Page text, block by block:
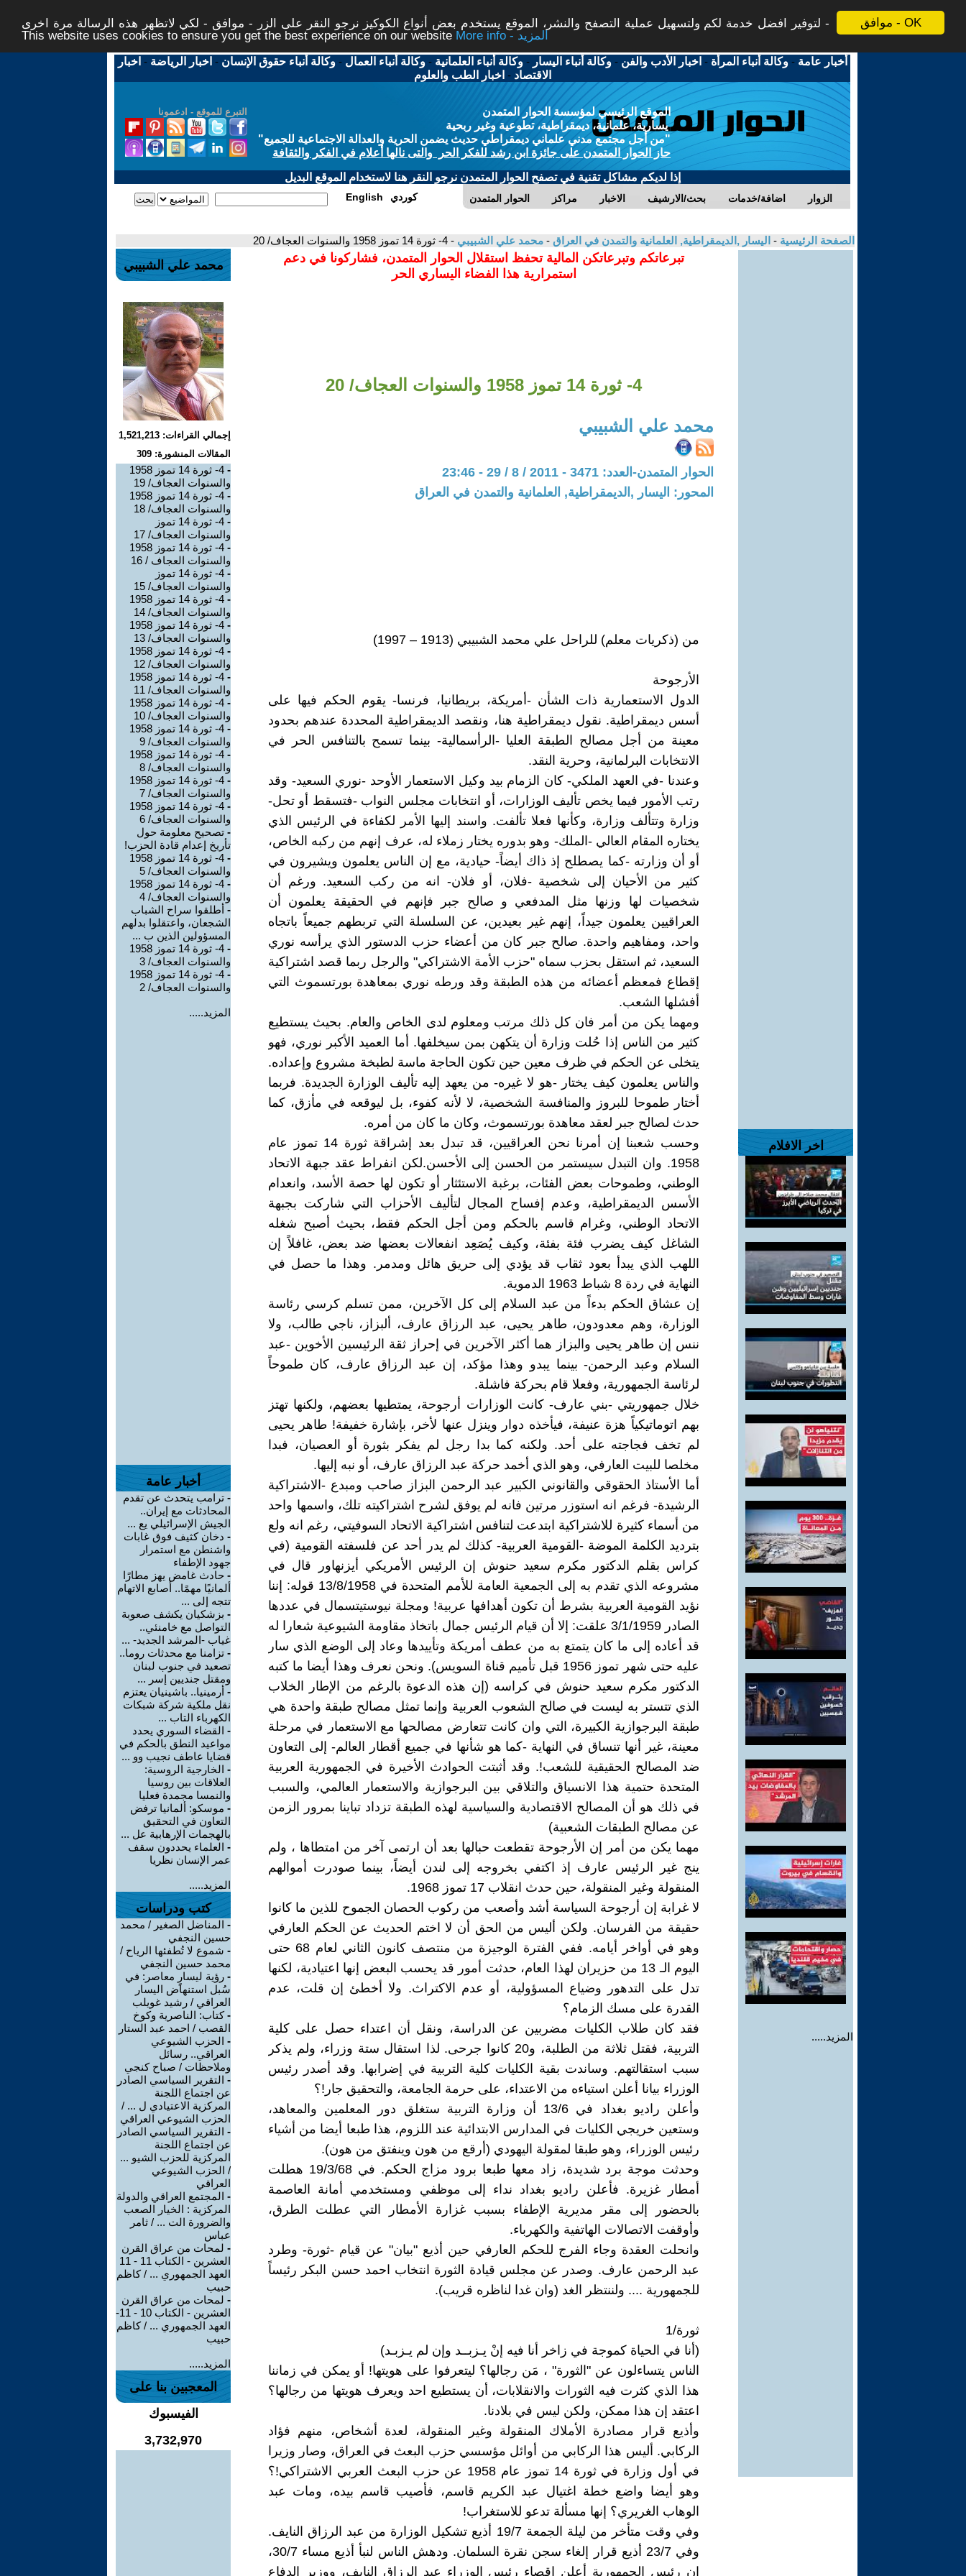
موافق - OK
لتوفير افضل خدمة لكم ولتسهيل عملية التصفح والنشر، الموقع يستخدم بعض أنواع الكوكيز نرجو النقر على الزر - موافق - لكي لاتظهر هذه الرسالة مرة اخرى -
This website uses cookies to ensure you get the best experience on our website
More info - المزيد
أخبار عامة -وكالة أنباء المرأة - اخبار الأدب والفن -وكالة أنباء اليسار -وكالة أنباء العلمانية -وكالة أنباء العمال -وكالة أنباء حقوق الإنسان - اخبار الرياضة - اخبار
الاقتصاد - اخبار الطب والعلوم
التبرع للموقع - ادعمونا
الموقع الرئيسي لمؤسسة الحوار المتمدن
يسارية، علمانية، ديمقراطية، تطوعية وغير ربحية
"من أجل مجتمع مدني علماني ديمقراطي حديث يضمن الحرية والعدالة الاجتماعية للجميع"
حاز الحوار المتمدن على جائزة ابن رشد للفكر الحر والتى نالها أعلام في الفكر والثقافة
إذا لديكم مشاكل تقنية في تصفح الحوار المتمدن نرجو النقر هنا لاستخدام الموقع البديل
الحوار المتمدن مراكز الاخبار بحث/الارشيف اضافة/خدمات الزوار English كوردي
الصفحة الرئيسية - اليسار ,الديمقراطية, العلمانية والتمدن في العراق - محمد علي الشبيبي - 4- ثورة 14 تموز 1958 والسنوات العجاف/ 20
اخر الافلام
المزيد.....
تبرعاتكم وتبرعاتكن المالية تحفظ استقلال الحوار المتمدن، فشاركونا في دعم
استمرارية هذا الفضاء اليساري الحر
4- ثورة 14 تموز 1958 والسنوات العجاف/ 20
محمد علي الشبيبي
الحوار المتمدن-العدد: 3471 - 2011 / 8 / 29 - 23:46
المحور: اليسار ,الديمقراطية, العلمانية والتمدن في العراق
من (ذكريات معلم) للراحل علي محمد الشبيبي (1913 – 1997)
الأرجوحة
الدول الاستعمارية ذات الشأن -أمريكة، بريطانيا، فرنسا- يقوم الحكم فيها على
أسس ديمقراطية. نقول ديمقراطية هنا، ونقصد الديمقراطية المحددة عندهم بحدود
معينة من أجل مصالح الطبقة العليا -الرأسمالية- بينما تسمح بالتنافس الحر في
الانتخابات البرلمانية، وحرية النقد.
وعندنا -في العهد الملكي- كان الزمام بيد وكيل الاستعمار الأوحد -نوري السعيد- وقد
رتب الأمور فيما يخص تأليف الوزارات، أو انتخابات مجلس النواب -فتسقط أو تحل-
وزارة وتتألف وزارة، وكأنها فعلا تألفت. واسند إليها الأمر لكفاءة في الرئيس الذي
يختاره المقام العالي -الملك- وهو بدوره يختار زملاء له، عرف إنهم من ركبه الخاص،
أو أن وزارته -كما يصطلح إذ ذاك أيضاً- حيادية، مع إن الناس يعلمون ويشيرون في
كثير من الأحيان إلى شخصية -فلان، أو فلان- انه من ركب السعيد. ورغم أن
شخصيات لها وزنها مثل المدفعي و صالح جبر فإنهم في الحقيقة يعلمون أن
العراقيين يعلمون جيداً، إنهم غير بعيدين، عن السلسلة التي تربطهم جميعاً باتجاه
واحد، ومفاهيم واحدة. صالح جبر كان من أعضاء حزب الدستور الذي يرأسه نوري
السعيد، ثم استقل بحزب سماه "حزب الأمة الاشتراكي" والرجل ربما قصد اشتراكية
إقطاع فمعظم أعضائه من هذه الطبقة وقد ورطه نوري بمعاهدة بورتسموث التي
أفشلها الشعب.
ومهما يكن من أمر فان كل ذلك مرتب ومعلوم لدى الخاص والعام. بحيث يستطيع
كثير من الناس إذا حُلت وزارة أن يتكهن بمن سيخلفها. أما العميد الأكبر نوري، فهو
يتخلى عن الحكم في ظرف معين حين تكون الحاجة ماسة لطبخة مشروع وإعداده.
والناس يعلمون كيف يختار -هو لا غيره- من يعهد إليه تأليف الوزارة الجديدة. فربما
أختار طموحا للبروز والمنافسة الشخصية، لا لأنه كفوء، بل ليوقعه في مأزق، كما
حدث لصالح جبر لعقد معاهدة بورتسموث، وكان ما كان من أمره.
وحسب شعبنا إن أمرنا نحن العراقيين، قد تبدل بعد إشراقة ثورة 14 تموز عام
1958. وان التبدل سيستمر من الحسن إلى الأحسن.لكن انفراط عقد جبهة الاتحاد
الوطني، وطموحات بعض الفئات، برغبة الاستئثار أو تكون لها حصة الأسد، وانعدام
الأسس الديمقراطية، وعدم إفساح المجال لتأليف الأحزاب التي شاركت بجبهة
الاتحاد الوطني، وغرام قاسم بالحكم ومن أجل الحكم فقط، بحيث أصبح شغله
الشاغل كيف يضرب فئة بفئة، وكيف يُصَعِد انفعالات بعضها ضد بعض، غافلاً إن
اللهب الذي يبدأ بعود ثقاب قد يؤدي إلى حريق هائل ومدمر. وهذا ما حصل في
النهاية في ردة 8 شباط 1963 الدموية.
إن عشاق الحكم بدءاً من عبد السلام إلى كل الآخرين، ممن تسلم كرسي رئاسة
الوزارة، وهم معدودون، طاهر يحيى، عبد الرزاق عارف، ألبزاز، ناجي طالب، ولا
ننس إن طاهر يحيى والبزاز هما أكثر الآخرين في إحراز ثقة الرئيسين الأخوين -عبد
السلام وعبد الرحمن- بينما يبدو وهذا مؤكد، إن عبد الرزاق عارف، كان طموحاً
لرئاسة الجمهورية، وفعلا قام بحركة فاشلة.
خلال جمهوريتي -بني عارف- كانت الوزارات أرجوحة، يمتطيها بعضهم، ولكنها تهتز
بهم اتوماتيكياً هزة عنيفة، فيأخذه دوار وينزل عنها لأخر، بإشارة خفيفة! طاهر يحيى
لم تخف فجاجته على أحد. ولكنه كما بدا رجل لم يفكر بثورة أو العصيان، فبدا
مخلصا للبيت العارفي، وهو الذي أخمد حركة عبد الرزاق عارف، أو نبه إليها.
أما الأستاذ الحقوقي والقانوني الكبير عبد الرحمن البزاز صاحب ومبدع -الاشتراكية
الرشيدة- فرغم انه استوزر مرتين فانه لم يوفق لشرح اشتراكيته تلك، واسمها واحد
من أسماء كثيرة للاشتراكية ابتدعت لتنافس اشتراكية الاتحاد السوفيتي، رغم انه ولع
بترديد الكلمة الموضة -القومية العربية- كذلك لم يدر أحد عن فلسفته القومية (في
كراس بقلم الدكتور مكرم سعيد حنوش إن الرئيس الأمريكي أيزنهاور قال في
مشروعه الذي تقدم به إلى الجمعية العامة للأمم المتحدة في 13/8/1958 قوله: إننا
نؤيد القومية العربية بشرط أن تكون أهدافها عربية! ومجلة نيوستيتسمال في عددها
الصادر 3/1/1959 علقت: إلا أن قيام الرئيس جمال باتخاذ مقاومة الشيوعية شعارا له
قد أعاده إلى ما كان يتمتع به من عطف أمريكة وتأييدها وعاد إلى الوضع الذي سار
عليه حتى شهر تموز 1956 قبل تأميم قناة السويس). ونحن نعرف وهذا أيضا ما كتبه
الدكتور مكرم سعيد حنوش في كراسه (إن هذه الدعوة بالرغم من الإطار الخلاب
الذي تتستر به ليست في صالح الشعوب العربية وإنما تمثل مصالح طبقة واحدة هي
طبقة البرجوازية الكبيرة، التي وان كانت تتعارض مصالحها مع الاستعمار في مرحلة
معينة، غير أنها تنساق في النهاية -كما هو شأنها في جميع أقطار العالم- إلى التعاون
ضد المصالح الحقيقية للشعب!. وقد أثبتت الحوادث الأخيرة في الجمهورية العربية
المتحدة حتمية هذا الانسياق والتلاقي بين البرجوازية والاستعمار العالمي، والسبب
في ذلك هو أن المصالح الاقتصادية والسياسية لهذه الطبقة تزداد تباينا بمرور الزمن
عن مصالح الطبقات الشعبية)
مهما يكن من أمر إن الأرجوحة تقطعت حبالها بعد أن ارتمى آخر من امتطاها ، ولم
ينج غير الرئيس عارف إذ اكتفي بخروجه إلى لندن أيضاً، بينما صودرت أموالهم
المنقولة وغير المنقولة، حين حدث انقلاب 17 تموز 1968.
لا غرابة إن أرجوحة السياسة أشد وأصعب من ركوب الحصان الجموح للذين ما كانوا
حقيقة من الفرسان. ولكن أليس من الحق أن لا اختم الحديث عن الحكم العارفي
وهو في أواخر أيامه. ففي الفترة الوجيزة من منتصف كانون الثاني لعام 68 حتى
اليوم الـ 13 من حزيران لهذا العام، حدثت أمور قد يحسب البعض إنها اعتيادية، لكنها
تدل على التدهور وضياع المسؤولية، أو عدم الاكتراث. ولا أخطئ إن قلت، عدم
القدرة على مسك الزمام؟
فقد كان طلاب الكليات مضربين عن الدراسة، ونقل أن اعتداء حصل على كلية
التربية، فقتل ثلاثة من الطلبة، و20 كانوا جرحى. لذا استقال ستة وزراء، ولم يذكر
سبب استقالتهم. وساندت بقية الكليات كلية التربية في إضرابها. وقد أصدر رئيس
الوزراء بيانا أعلن استياءه من الاعتداء، على حرمة الجامعة، والتحقيق جار!؟
وأعلن راديو بغداد في 13/6 أن وزارة التربية ستغلق دور المعلمين والمعاهد،
وستعين خريجي الكليات في المدارس الابتدائية عند اللزوم، هذا طبعا أيضا من أشياء
رئيس الوزراء، وهو طبقا لمقولة اليهودي (أرقع من هون وينفتق من هون).
وحدثت موجة برد شديدة، زاد معها طبعا برود مزاج الحكم. في 19/3/68 هطلت
أمطار غزيرة. فأعلن راديو بغداد نداء إلى موظفي ومستخدمي أمانة العاصمة
بالحضور إلى مقر مديرية الإطفاء بسبب غزارة الأمطار التي عطلت الطرق،
وأوقفت الاتصالات الهاتفية والكهرباء.
وانحلت العقدة وجاء الفرج للحكم العارفي حين أذيع "بيان" عن قيام -ثورة- وطرد
عبد الرحمن عارف. وصدر عن مجلس قيادة الثورة انتخاب احمد حسن البكر رئيساً
للجمهورية .... ولننتظر الغد (وان غدا لناظره قريب).
ثورة/1
(أنا في الحياة كموجة في زاخر أنا فيه إنْ يـزبــد وإن لم يـزبـد)
الناس يتساءلون عن "الثورة" ، مَن رجالها؟ ليتعرفوا على هويتها! أو يمكن في زماننا
هذا الذي كثرت فيه الثورات والانقلابات، أن يستطيع احد ويعرف هويتها من رجالها؟
اعتقد إن هذا ممكن، ولكن ليس في بلادنا.
وأذيع قرار مصادرة الأملاك المنقولة وغير المنقولة، لعدة أشخاص، منهم فؤاد
الركابي. أليس هذا الركابي من أوائل مؤسسي حزب البعث في العراق، وصار وزيرا
في أول وزارة في ثورة 14 تموز عام 1958 عن حزب البعث العربي الاشتراكي!؟
وهو أيضا واضع خطة اغتيال عبد الكريم قاسم، فأصيب قاسم بيده، ومات عبد
الوهاب الغريري؟ إنها مسألة تدعو للاستغراب!
وفي وقت متأخر من ليلة الجمعة 19/7 أذيع تشكيل الوزارة من عبد الرزاق النايف.
وفي 23/7 أذيع قرار إلغاء سجن نقرة السلمان. ودهش الناس لنبأ أذيع مساء 30/7،
إن رئيس الجمهورية أعلن إقصاء رئيس الوزراء عبد الرزاق النايف، ووزير الدفاع
محمد علي الشبيبي
إجمالي القراءات: 1,521,213
المقالات المنشورة: 309
-
4- ثورة 14 تموز 1958
والسنوات العجاف/ 19
-
4- ثورة 14 تموز 1958
والسنوات العجاف/ 18
-
4- ثورة 14 تموز
والسنوات العجاف/ 17
-
4- ثورة 14 تموز 1958
والسنوات العجاف / 16
-
4- ثورة 14 تموز
والسنوات العجاف/ 15
-
4- ثورة 14 تموز 1958
والسنوات العجاف/ 14
-
4- ثورة 14 تموز 1958
والسنوات العجاف/ 13
-
4- ثورة 14 تموز 1958
والسنوات العجاف/ 12
-
4- ثورة 14 تموز 1958
والسنوات العجاف/ 11
-
4- ثورة 14 تموز 1958
والسنوات العجاف/ 10
-
4- ثورة 14 تموز 1958
والسنوات العجاف/ 9
-
4- ثورة 14 تموز 1958
والسنوات العجاف/ 8
-
4- ثورة 14 تموز 1958
والسنوات العجاف/ 7
-
4- ثورة 14 تموز 1958
والسنوات العجاف/ 6
- تصحيح معلومة حول
تأريخ إعدام قادة الحزب!
-
4- ثورة 14 تموز 1958
والسنوات العجاف/ 5
-
4- ثورة 14 تموز 1958
والسنوات العجاف/ 4
- أطلقوا سراح الشباب
الشجعان، واعتقلوا بدلهم
المسؤولين الذين ب ...
-
4- ثورة 14 تموز 1958
والسنوات العجاف/ 3
-
4- ثورة 14 تموز 1958
والسنوات العجاف/ 2
المزيد.....
أخبار عامة
- ترامب يتحدث عن تقدم
المحادثات مع إيران..
الجيش الإسرائيلي يع ...
- دخان كثيف فوق غابات
واشنطن مع استمرار
جهود الإطفاء
- حادث غامض يهز مطارًا
ألمانيًا مهمًا.. أصابع الاتهام
تتجه إلى ...
- بزشكيان يكشف صعوبة
التواصل مع خامنئي..
غياب -المرشد الجديد- ...
- تزامنا مع محدثات روما..
تصعيد في جنوب لبنان
ومقتل جنديين إسر ...
- أرمينيا.. باشينيان يعتزم
نقل ملكية شركة شبكات
الكهرباء التاب ...
- القضاء السوري يحدد
مواعيد النطق بالحكم في
قضايا عاطف نجيب وو ...
- الخارجية الروسية:
العلاقات بين روسيا
والنمسا مجمدة فعليا
- موسكو: ألمانيا ترفض
التعاون في التحقيق
بالهجمات الإرهابية عل ...
- العلماء يحددون سقف
عمر الإنسان نظريا
المزيد.....
كتب ودراسات
- المناضل الصغير / محمد
حسين النجفي
- شموع لا تُطفئها الرياح /
محمد حسين النجفي
- رؤية ليسارٍ معاصر: في
سُبل استنهاض اليسار
العراقي / رشيد غويلب
-كتاب: الناصرية وكوخ
القصب / احمد عبد الستار
- الحزب الشيوعي
العراقي.. رسائل
وملاحظات / صباح كنجي
- التقرير السياسي الصادر
عن اجتماع اللجنة
المركزية الاعتيادي ل ... /
الحزب الشيوعي العراقي
- التقرير السياسي الصادر
عن اجتماع اللجنة
المركزية للحزب الشيو ...
/ الحزب الشيوعي
العراقي
- المجتمع العراقي والدولة
المركزية : الخيار الصعب
والضرورة الت ... / ثامر
عباس
- لمحات من عراق القرن
العشرين - الكتاب 11 - 11
العهد الجمهوري ... / كاظم
حبيب
- لمحات من عراق القرن
العشرين - الكتاب 10 - 11-
العهد الجمهوري ... / كاظم
حبيب
المزيد.....
المعجبين بنا على
الفيسبوك
3,732,970